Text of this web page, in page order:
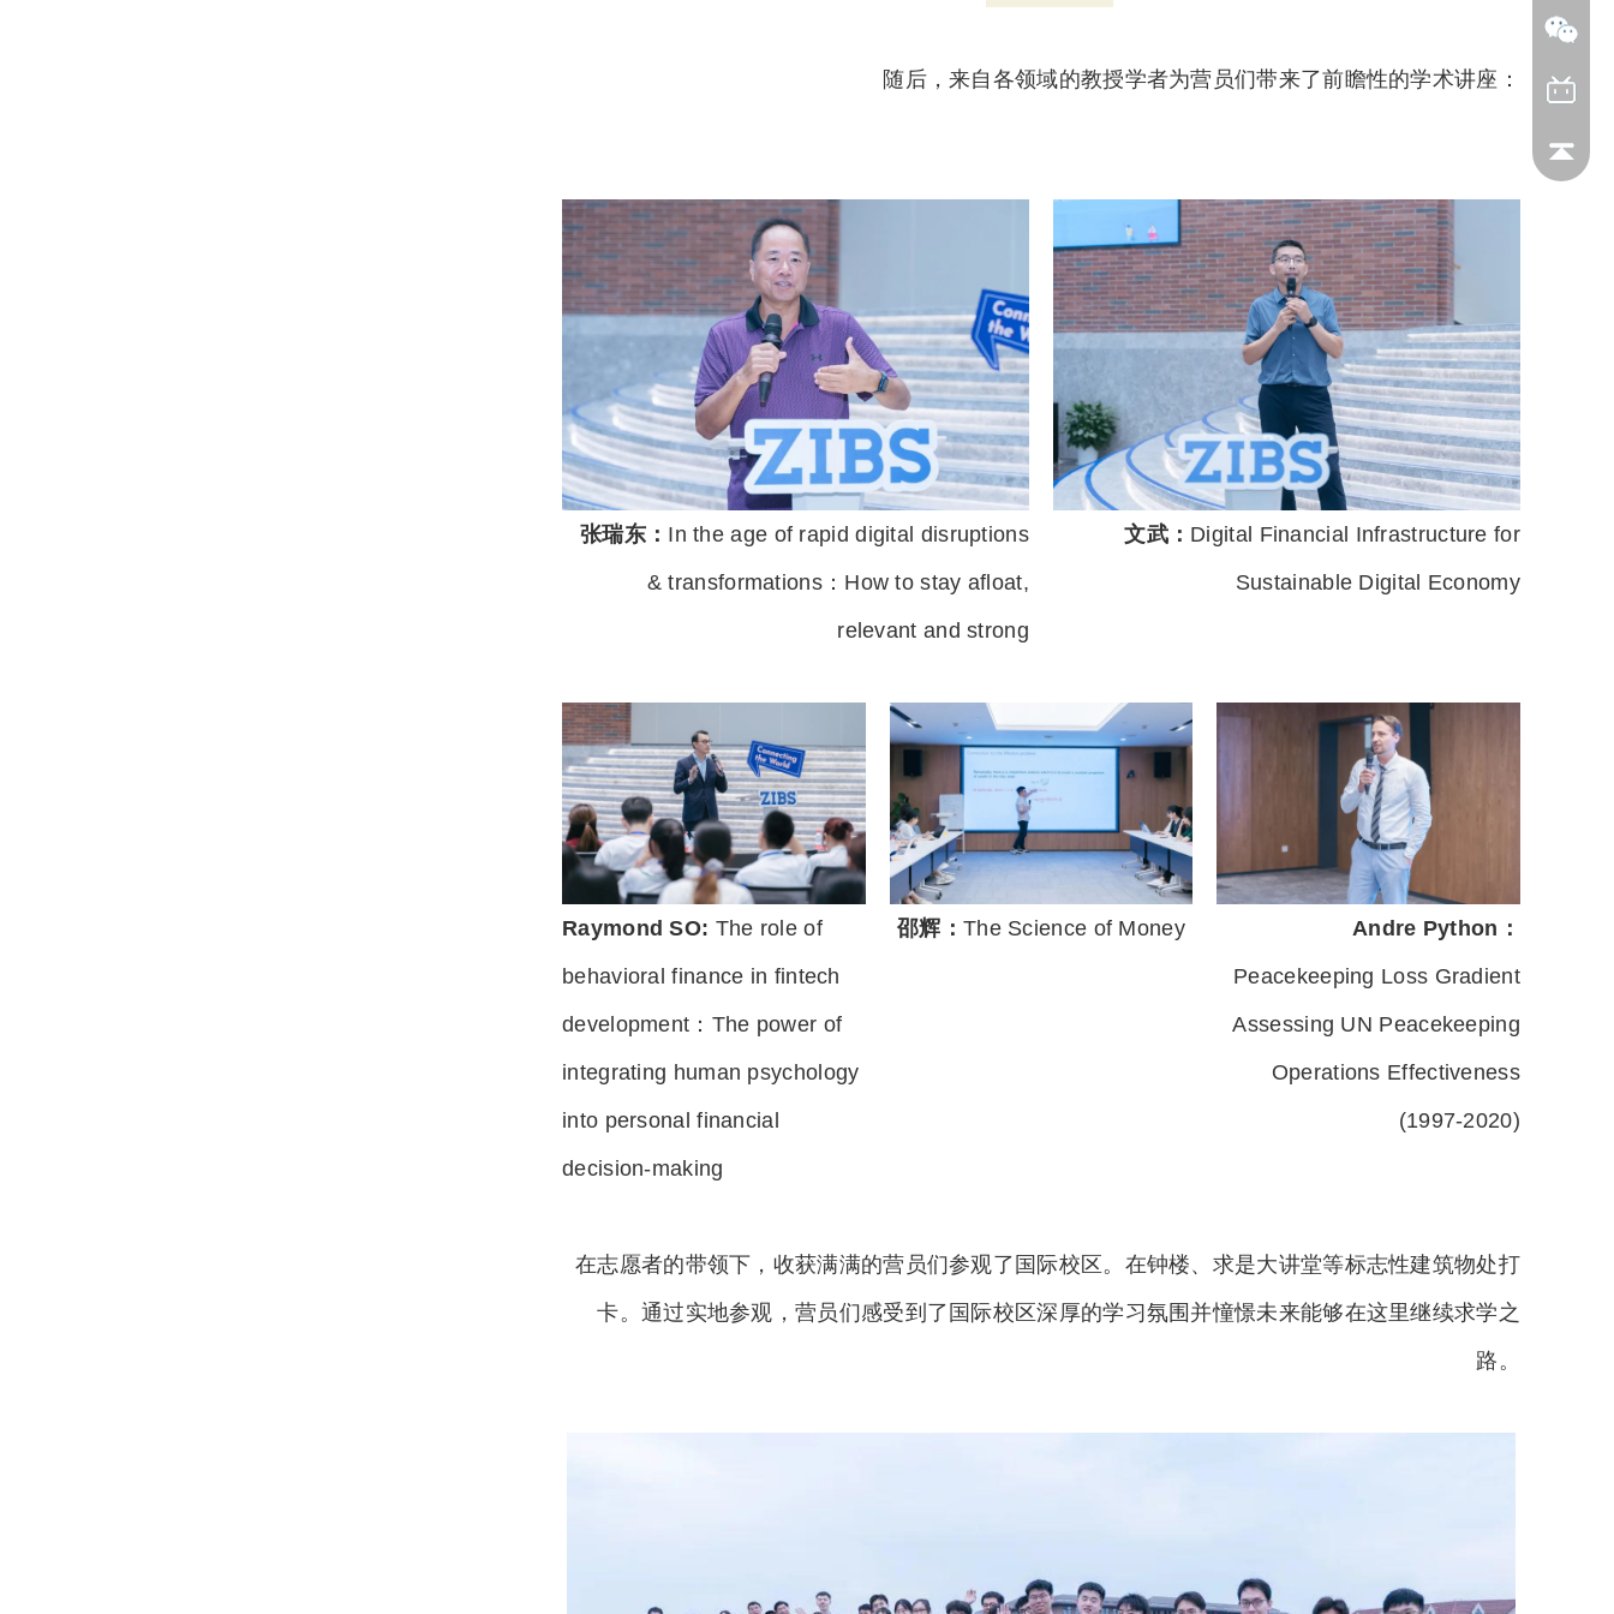
随后，来自各领域的教授学者为营员们带来了前瞻性的学术讲座：
张瑞东： In the age of rapid digital disruptions
& transformations：How to stay afloat,
relevant and strong
文武： Digital Financial Infrastructure for
Sustainable Digital Economy
Raymond SO: The role of
behavioral finance in fintech
development：The power of
integrating human psychology
into personal financial
decision-making
邵辉： The Science of Money
Andre Python：
Peacekeeping Loss Gradient
Assessing UN Peacekeeping
Operations Effectiveness
(1997-2020)
在志愿者的带领下，收获满满的营员们参观了国际校区。在钟楼、求是大讲堂等标志性建筑物处打
卡。通过实地参观，营员们感受到了国际校区深厚的学习氛围并憧憬未来能够在这里继续求学之
路。